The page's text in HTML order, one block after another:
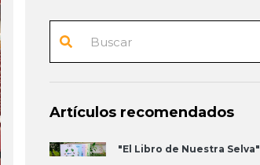
Artículos recomendados
"El Libro de Nuestra Selva"